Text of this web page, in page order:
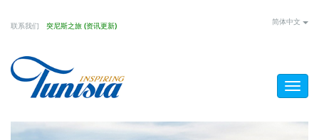
Skip
content
简体中文
联系我们 突尼斯之旅 (资讯更新)